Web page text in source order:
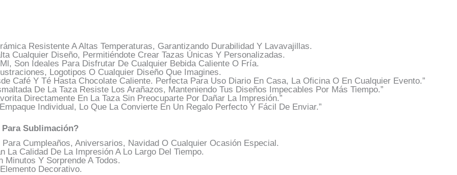
Resistente A Altas Temperaturas, Garantizando Durabilidad Y Lavavajillas.
Cualquier Diseño, Permitiéndote Crear Tazas Únicas Y Personalizadas.
Son Ideales Para Disfrutar De Cualquier Bebida Caliente O Fría.
Logotipos O Cualquier Diseño Que Imagines.
Café Y Té Hasta Chocolate Caliente. Perfecta Para Uso Diario En Casa, La Oficina O En Cualquier Evento.”
De La Taza Resiste Los Arañazos, Manteniendo Tus Diseños Impecables Por Más Tiempo.”
Directamente En La Taza Sin Preocuparte Por Dañar La Impresión.”
Individual, Lo Que La Convierte En Un Regalo Perfecto Y Fácil De Enviar.”
Sublimación?
Cumpleaños, Aniversarios, Navidad O Cualquier Ocasión Especial.
La Calidad De La Impresión A Lo Largo Del Tiempo.
Minutos Y Sorprende A Todos.
Decorativo.